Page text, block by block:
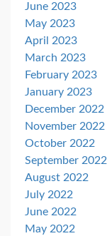
June 2023
May 2023
April 2023
March 2023
February 2023
January 2023
December 2022
November 2022
October 2022
September 2022
August 2022
July 2022
June 2022
May 2022